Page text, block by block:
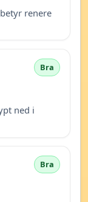
renere
Bra
ned i
Bra